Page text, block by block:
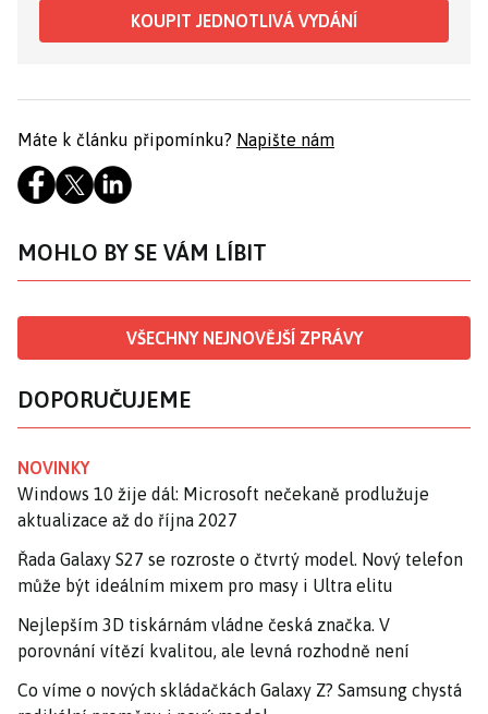
KOUPIT JEDNOTLIVÁ VYDÁNÍ
Máte k článku připomínku? Napište nám
MOHLO BY SE VÁM LÍBIT
VŠECHNY NEJNOVĚJŠÍ ZPRÁVY
DOPORUČUJEME
NOVINKY
Windows 10 žije dál: Microsoft nečekaně prodlužuje
aktualizace až do října 2027
Řada Galaxy S27 se rozroste o čtvrtý model. Nový telefon
může být ideálním mixem pro masy i Ultra elitu
Nejlepším 3D tiskárnám vládne česká značka. V
porovnání vítězí kvalitou, ale levná rozhodně není
Co víme o nových skládačkách Galaxy Z? Samsung chystá